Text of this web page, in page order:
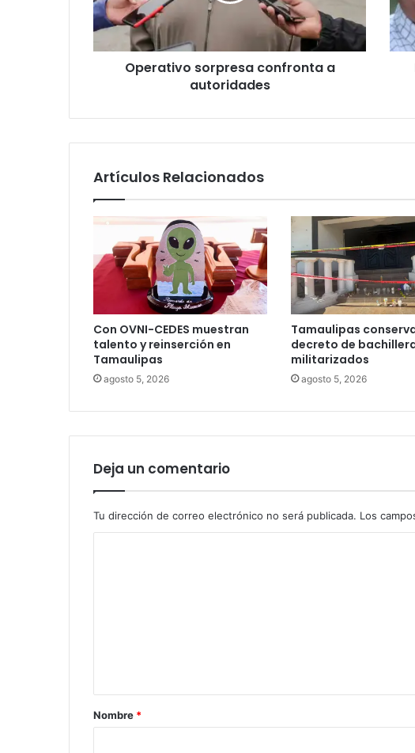
Operativo sorpresa confronta a
autoridades
Artículos Relacionados
Con OVNI-CEDES muestran
talento y reinserción en
Tamaulipas
agosto 5, 2026
Tamaulipas
decreto de
militarizados
agosto 5, 2026
Deja un comentario
Tu dirección de correo electrónico no será publicada. Los
r
Nombre *